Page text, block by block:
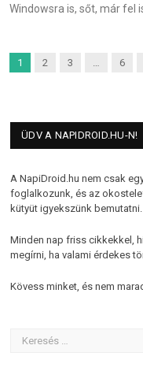
Windowsra is, sőt, már fel
1 2 3 6
ÜDV A NAPIDROID.HU-N!
A NapiDroid.hu nem csak
foglalkozunk, és az
kütyüt igyekszünk bemutatni.
Minden nap friss cikkekkel,
megírni, ha valami érdekes
Kövess minket, és nem